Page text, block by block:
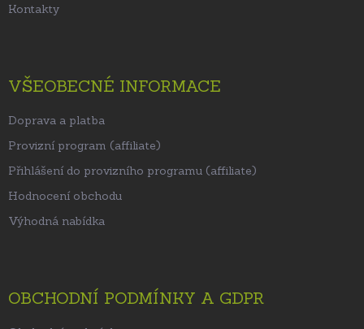
Kontakty
VŠEOBECNÉ INFORMACE
Doprava a platba
Provizní program (affiliate)
Přihlášení do provizního programu (affiliate)
Hodnocení obchodu
Výhodná nabídka
OBCHODNÍ PODMÍNKY A GDPR